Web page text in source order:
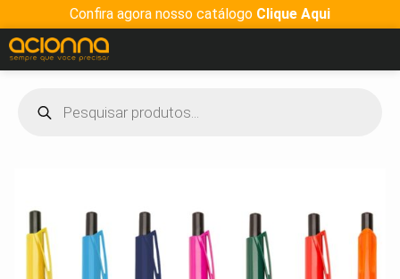
Confira agora nosso catálogo Clique Aqui